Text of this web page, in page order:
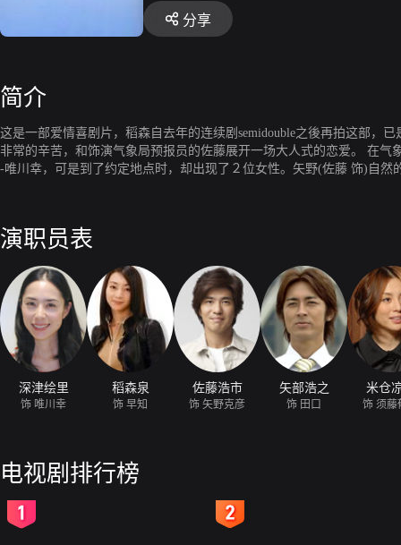
分享
简介
这是一部爱情喜剧片，稻森自去年的连续剧semidouble之後再拍这部，
非常的辛苦，和饰演气象局预报员的佐藤展开一场大人式的恋爱。 在
-唯川幸，可是到了约定地点时，却出现了２位女性。矢野(佐藤 饰)自
演职员表
深津绘里
饰 唯川幸
稻森泉
饰 早知
佐藤浩市
饰 矢野克彦
矢部浩之
饰 田口
米仓
饰 须藤
电视剧排行榜